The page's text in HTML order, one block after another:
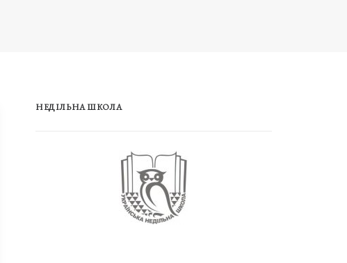
НЕДІЛЬНА ШКОЛА